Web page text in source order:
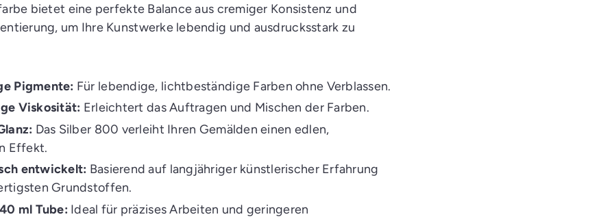
bietet eine perfekte Balance aus cremiger Konsistenz und
um Ihre Kunstwerke lebendig und ausdrucksstark zu
Pigmente: Für lebendige, lichtbeständige Farben ohne Verblassen.
Viskosität: Erleichtert das Auftragen und Mischen der Farben.
Das Silber 800 verleiht Ihren Gemälden einen edlen,
Effekt.
entwickelt: Basierend auf langjähriger künstlerischer Erfahrung
Grundstoffen.
ml Tube: Ideal für präzises Arbeiten und geringeren